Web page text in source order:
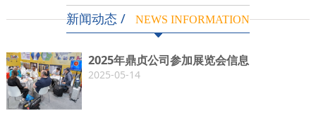
新闻动态 / NEWS INFORMATION
2025年鼎贞公司参加展览会信息
2025-05-14